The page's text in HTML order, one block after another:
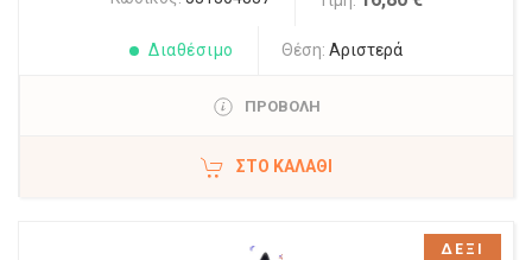
Διαθέσιμο Θέση: Αριστερά
ΠΡΟΒΟΛΗ
ΣΤΟ ΚΑΛΆΘΙ
ΔΕΞΙ